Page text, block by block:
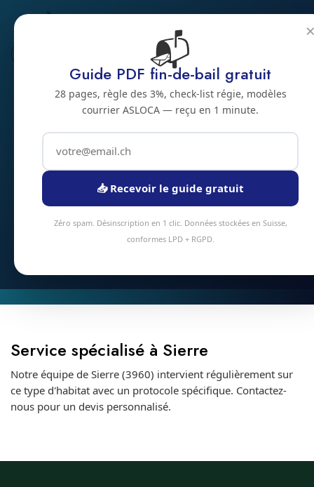
Habitat spécifique
Nettoyage
d'appartement 3
pièces à Sierre
Appartement 3 pièces (65-80 m²) à Sierre ? Notre forfait
standard inclut cuisine, 2 chambres, séjour, sanitaires, sols.
Service spécialisé à Sierre
Notre équipe de Sierre (3960) intervient régulièrement sur
ce type d'habitat avec un protocole spécifique. Contactez-
nous pour un devis personnalisé.
📬
Guide PDF fin-de-bail gratuit
28 pages, règle des 3%, check-list régie, modèles
courrier ASLOCA — reçu en 1 minute.
📥 Recevoir le guide gratuit
Zéro spam. Désinscription en 1 clic. Données stockées en Suisse,
conformes LPD + RGPD.